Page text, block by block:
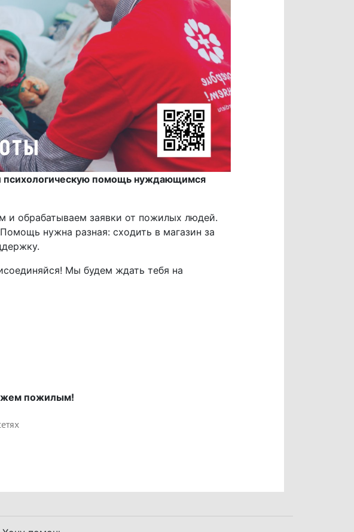
психологическую помощь нуждающимся
и обрабатываем заявки от пожилых людей.
нужна разная: сходить в магазин за
Мы будем ждать тебя на
пожилым!